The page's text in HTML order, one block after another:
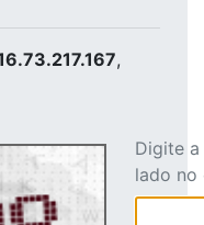
,
Digite
lado no